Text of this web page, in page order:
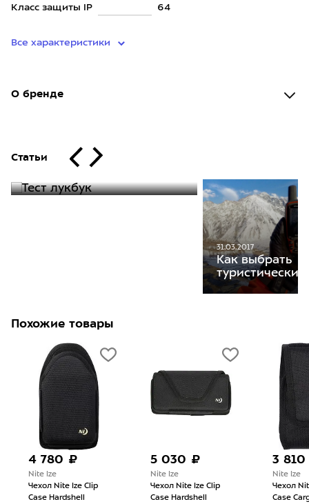
Класс защиты IP 64
Все характеристики
О бренде
Статьи
25.05.2019
31.03.2017
Как выбрать
туристический
Похожие товары
4 780 ₽
Nite Ize
Чехол Nite Ize Clip
Case Hardshell
5 030 ₽
Nite Ize
Чехол Nite Ize Clip
Case Hardshell
3
Nite Ize
Чехол
Case